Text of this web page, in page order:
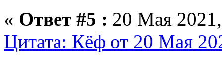
« Ответ #5 : 20 Мая
Цитата: Кёф от 20 Мая